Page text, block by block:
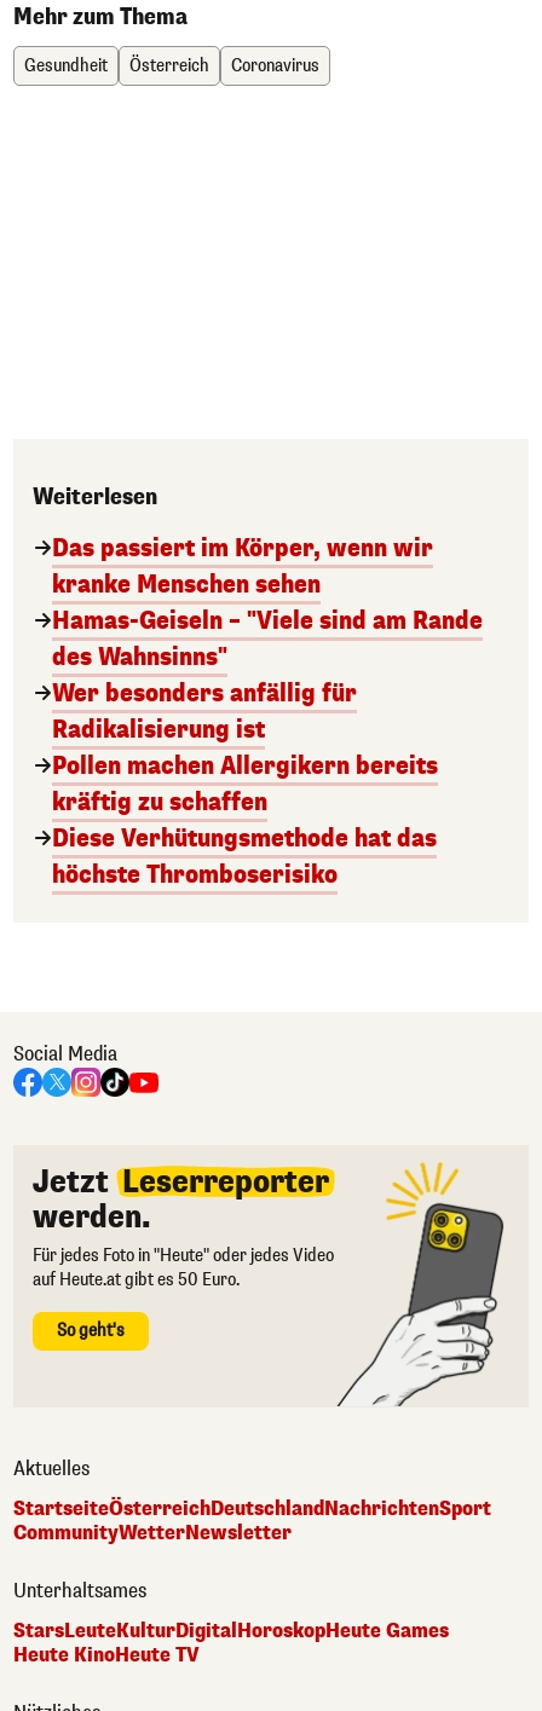
Mehr zum Thema
Gesundheit Österreich Coronavirus
Weiterlesen
Das passiert im Körper, wenn wir
kranke Menschen sehen
Hamas-Geiseln – "Viele sind am Rande
des Wahnsinns"
Wer besonders anfällig für
Radikalisierung ist
Pollen machen Allergikern bereits
kräftig zu schaffen
Diese Verhütungsmethode hat das
höchste Thromboserisiko
Social Media
Jetzt Leserreporter
werden.
Für jedes Foto in "Heute" oder jedes Video
auf Heute.at gibt es 50 Euro.
So geht's
Aktuelles
StartseiteÖsterreichDeutschlandNachrichtenSport
CommunityWetterNewsletter
Unterhaltsames
StarsLeuteKulturDigitalHoroskopHeute Games
Heute KinoHeute TV